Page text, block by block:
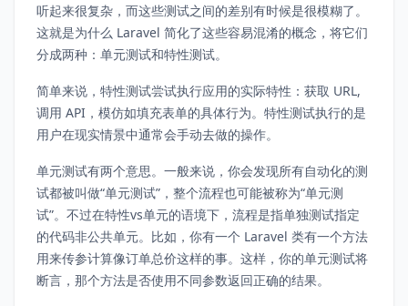
听起来很复杂，而这些测试之间的差别有时候是很模糊了。
这就是为什么 Laravel 简化了这些容易混淆的概念，将它们
分成两种：单元测试和特性测试。
简单来说，特性测试尝试执行应用的实际特性：获取 URL,
调用 API，模仿如填充表单的具体行为。特性测试执行的是
用户在现实情景中通常会手动去做的操作。
单元测试有两个意思。一般来说，你会发现所有自动化的测
试都被叫做“单元测试”，整个流程也可能被称为“单元测
试”。不过在特性vs单元的语境下，流程是指单独测试指定
的代码非公共单元。比如，你有一个 Laravel 类有一个方法
用来传参计算像订单总价这样的事。这样，你的单元测试将
断言，那个方法是否使用不同参数返回正确的结果。